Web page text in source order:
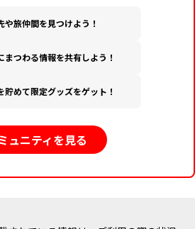
や旅仲間を見つけよう！
まつわる情報を共有しよう！
貯めて限定グッズをゲット！
ュニティを見る